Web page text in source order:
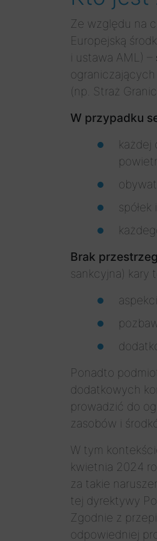
Ze względu na
Europejską
i ustawa AML) –
(np. Straż
W przypadku
każdej
Brak
sankcyjna) kary
Ponadto
dodatkowych
prowadzić do
zasobów i
W tym
kwietnia 2024
za takie
tej dyrektywy
Zgodnie z
odpowiedniej